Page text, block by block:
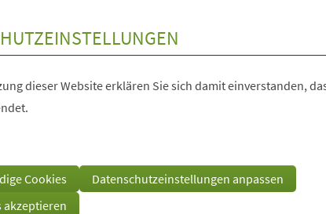
dieser Website erklären Sie sich damit einverstanden,
Cookies
Datenschutzeinstellungen anpassen
akzeptieren